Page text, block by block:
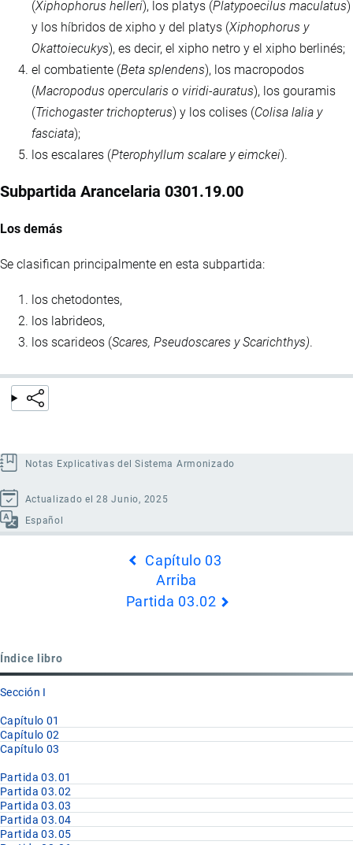
(Xiphophorus helleri), los platys (Platypoecilus maculatus)
y los híbridos de xipho y del platys (Xiphophorus y
Okattoiecukys), es decir, el xipho netro y el xipho berlinés;
el combatiente (Beta splendens), los macropodos
(Macropodus opercularis o viridi-auratus), los gouramis
(Trichogaster trichopterus) y los colises (Colisa lalia y
fasciata);
los escalares (Pterophyllum scalare y eimckei).
Subpartida Arancelaria 0301.19.00
Los demás
Se clasifican principalmente en esta subpartida:
los chetodontes,
los labrideos,
los scarideos (Scares, Pseudoscares y Scarichthys).
Notas Explicativas del Sistema Armonizado
Actualizado el 28 Junio, 2025
Español
03.01
Capítulo 03
Arriba
Partida 03.02
Índice libro
Sección I
Capítulo 01
Capítulo 02
Capítulo 03
Partida 03.01
Partida 03.02
Partida 03.03
Partida 03.04
Partida 03.05